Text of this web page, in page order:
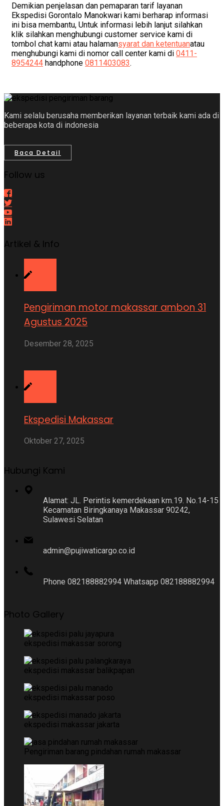
Demikian penjelasan dan pemaparan tarif layanan
Ekspedisi Gorontalo Manokwari kami berharap informasi
ini bisa membantu, Untuk informasi lebih lanjut silahkan
klik silahkan menghubungi customer service kami di
tombol chat kami atau halamansyarat dan ketentuanatau
menghubungi kami di nomor call center kami di 0411-
8954244 handphone 0811403083.
Kami selalu berusaha memberikan layanan terbaik kami ada di
beberapa kota di indonesia
Baca Detail
Follow us
Artikel & Info
Pengiriman motor makassar ambon 31
Agustus 2025
Desember 28, 2025
Ekspedisi Makassar
Oktober 27, 2025
Hubungi Kami
Alamat: JL. Perintis kemerdekaan km.19. No.14-15
Kecamatan Biringkanaya Makassar 90242,
Sulawesi Selatan
admin@pujiwaticargo.co.id
Phone 082188882994 Whatsapp 082188882994
Photo Gallery
ekspedisi makassar sorong
ekspedisi makassar balikpapan
ekspedisi makassar poso
ekspedisi makassar jakarta
Pengiriman barang pindahan rumah makassar